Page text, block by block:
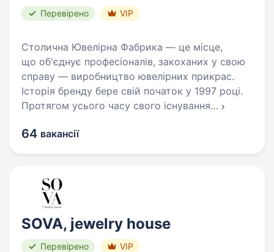
Перевірено VIP
Столична Ювелірна Фабрика — це місце,
що об'єднує професіоналів, закоханих у свою
справу — виробництво ювелірних прикрас.
Історія бренду бере свій початок у 1997 році.
Протягом усього часу свого існування…
64 вакансії
SOVA, jewelry house
Перевірено VIP